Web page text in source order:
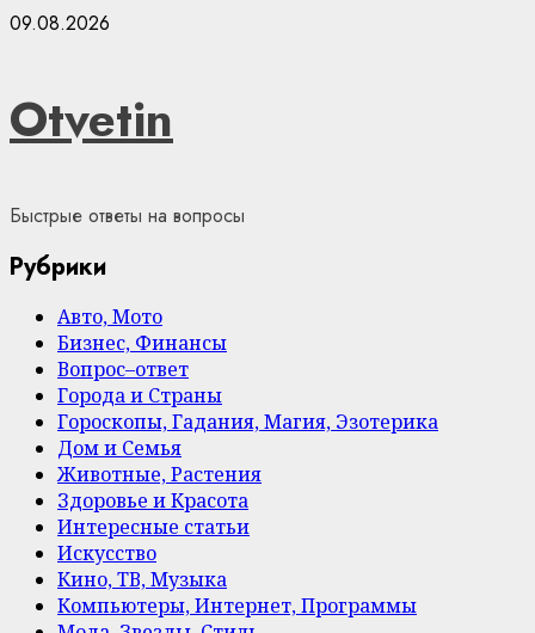
Skip
09.08.2026
Otvetin
Быстрые ответы на вопросы
Рубрики
Авто, Мото
Бизнес, Финансы
Вопрос–ответ
Города и Страны
Гороскопы, Гадания, Магия, Эзотерика
Дом и Семья
Животные, Растения
Здоровье и Красота
Интересные статьи
Искусство
Кино, ТВ, Музыка
Компьютеры, Интернет, Программы